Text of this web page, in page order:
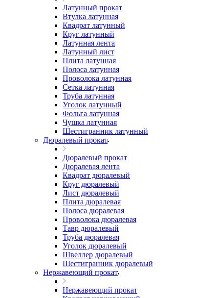
Латунный прокат
Втулка латунная
Квадрат латунный
Круг латунный
Латунная лента
Латунный лист
Плита латунная
Полоса латунная
Проволока латунная
Сетка латунная
Труба латунная
Уголок латунный
Фольга латунная
Чушка латунная
Шестигранник латунный
Дюралевый прокат
Дюралевый прокат
Дюралевая лента
Квадрат дюралевый
Круг дюралевый
Лист дюралевый
Плита дюралевая
Полоса дюралевая
Проволока дюралевая
Тавр дюралевый
Труба дюралевая
Уголок дюралевый
Швеллер дюралевый
Шестигранник дюралевый
Нержавеющий прокат
Нержавеющий прокат